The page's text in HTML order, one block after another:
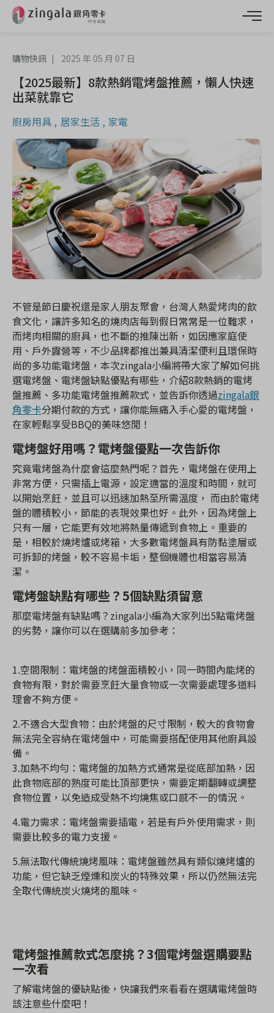
購物快訊 2025 年 05 月 07 日
【2025最新】8款熱銷電烤盤推薦，懶人快速
出菜就靠它
廚房用具 居家生活 家電
不管是節日慶祝還是家人朋友聚會，台灣人熱愛烤肉的飲
食文化，讓許多知名的燒肉店每到假日常常是一位難求，
而烤肉相關的廚具，也不斷的推陳出新，如因應家庭使
用、戶外露營等，不少品牌都推出兼具清潔便利且環保時
尚的多功能電烤盤，本次zingala小編將帶大家了解如何挑
選電烤盤、電烤盤缺點優點有哪些，介紹8款熱銷的電烤
盤推薦、多功能電烤盤推薦款式，並告訴你透過zingala銀
角零卡分期付款的方式，讓你能無痛入手心愛的電烤盤，
在家輕鬆享受BBQ的美味悠閒！
電烤盤好用嗎？電烤盤優點一次告訴你
究竟電烤盤為什麼會這麼熱門呢？首先，電烤盤在使用上
非常方便，只需插上電源，設定適當的溫度和時間，就可
以開始烹飪，並且可以迅速加熱至所需溫度， 而由於電烤
盤的體積較小，節能的表現效果也好。此外，因為烤盤上
只有一層，它能更有效地將熱量傳遞到食物上。重要的
是，相較於燒烤爐或烤箱，大多數電烤盤具有防黏塗層或
可拆卸的烤盤，較不容易卡垢，整個機體也相當容易清
潔。
電烤盤缺點有哪些？5個缺點須留意
那麼電烤盤有缺點嗎？zingala小編為大家列出5點電烤盤
的劣勢，讓你可以在選購前多加參考：
1.空間限制：電烤盤的烤盤面積較小，同一時間內能烤的
食物有限，對於需要烹飪大量食物或一次需要處理多道料
理會不夠方便。
2.不適合大型食物：由於烤盤的尺寸限制，較大的食物會
無法完全容納在電烤盤中，可能需要搭配使用其他廚具設
備。
3.加熱不均勻：電烤盤的加熱方式通常是從底部加熱，因
此食物底部的熟度可能比頂部更快，需要定期翻轉或調整
食物位置，以免造成受熱不均燒焦或口感不一的情況。
4.電力需求：電烤盤需要插電，若是有戶外使用需求，則
需要比較多的電力支援。
5.無法取代傳統燒烤風味：電烤盤雖然具有類似燒烤爐的
功能，但它缺乏煙燻和炭火的特殊效果，所以仍然無法完
全取代傳統炭火燒烤的風味。
電烤盤推薦款式怎麼挑？3個電烤盤選購要點
一次看
了解電烤盤的優缺點後，快讓我們來看看在選購電烤盤時
該注意些什麼吧！